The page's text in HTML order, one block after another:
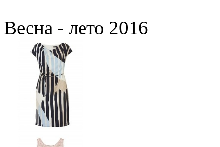
Весна - лето 2016